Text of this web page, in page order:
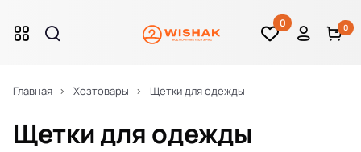
0 0
Главная Хозтовары Щетки для одежды
Щетки для одежды